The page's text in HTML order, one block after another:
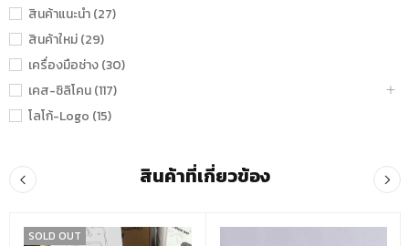
สินค้าแนะนำ (27)
สินค้าใหม่ (29)
เครื่องมือช่าง (30)
เคส-ซิลิโคน (117)
โลโก้-Logo (15)
สินค้าที่เกี่ยวข้อง
SOLD OUT